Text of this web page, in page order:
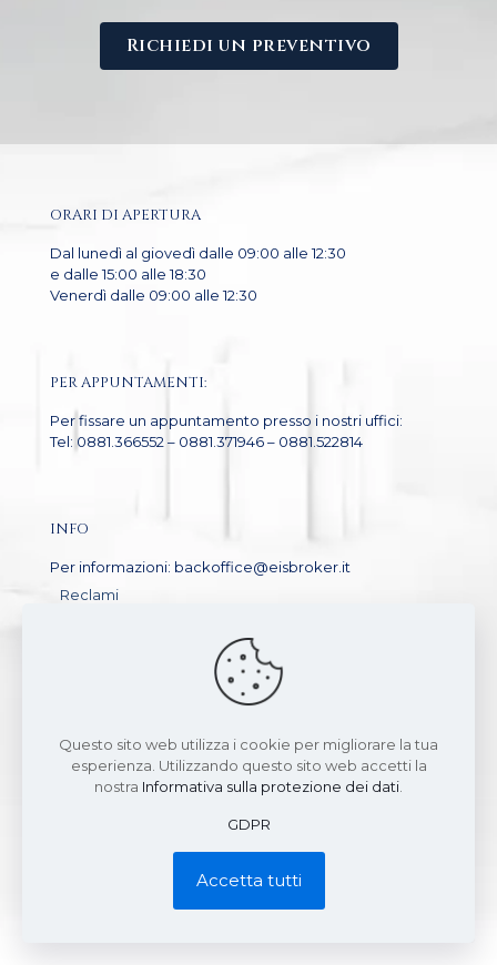
Richiedi un preventivo
ORARI DI APERTURA
Dal lunedì al giovedì dalle 09:00 alle 12:30
e dalle 15:00 alle 18:30
Venerdì dalle 09:00 alle 12:30
PER APPUNTAMENTI:
Per fissare un appuntamento presso i nostri uffici:
Tel: 0881.366552 – 0881.371946 – 0881.522814
INFO
Per informazioni: backoffice@eisbroker.it
Reclami
Arbitro Assicurativo – Sistema di risoluzione delle
Via Santa Lucia, 44 – 71036 Lucera (FG)
P.IVA 04435070711 – PEC: europeanbroker@pec.it
– Sezione B n. B000720343
Questo sito web utilizza i cookie per migliorare la tua
esperienza. Utilizzando questo sito web accetti la
nostra Informativa sulla protezione dei dati
GDPR
Accetta tutti